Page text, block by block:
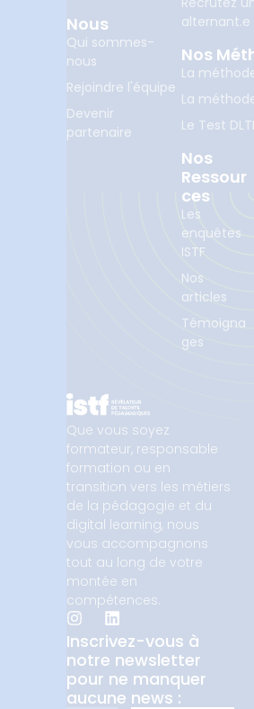
Que vous soyez
formateur, responsable
formation ou en
transition vers les métiers
de la pédagogie et du
digital learning, nous
vous accompagnons
tout au long de votre
montée en
compétences.
Inscrivez-vous à
notre newsletter
pour ne manquer
aucune news :
Nous
Qui sommes-
nous
Rejoindre l'équipe
Devenir
partenaire
alternant.e
Nos
La
La
Le Test
Nos
Ressour
Ces
Les
enquêtes
ISTF
Nos
articles
Témoigna
ges